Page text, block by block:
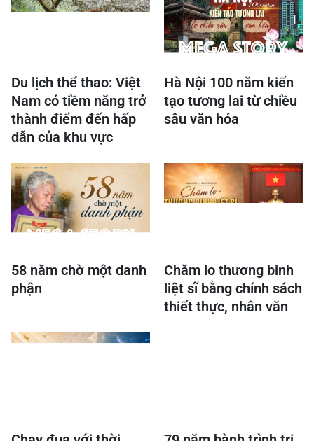
Du lịch thể thao: Việt
Nam có tiềm năng trở
thành điểm đến hấp
dẫn của khu vực
Hà Nội 100 năm kiến
tạo tương lai từ chiều
sâu văn hóa
58 năm chờ một danh
phận
Chăm lo thương binh
liệt sĩ bằng chính sách
thiết thực, nhân văn